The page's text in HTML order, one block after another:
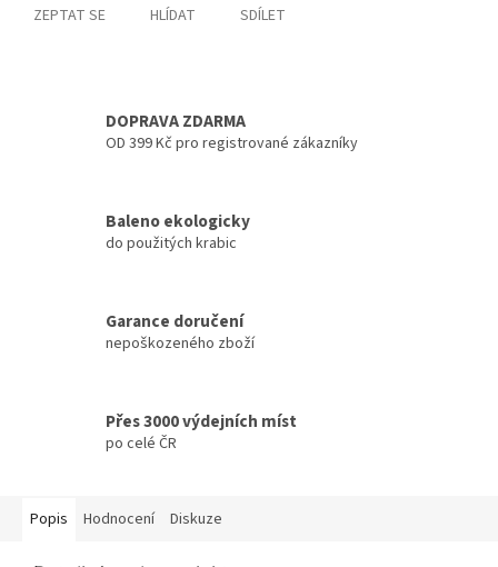
ZEPTAT SE HLÍDAT SDÍLET
DOPRAVA ZDARMA
OD 399 Kč pro registrované zákazníky
Baleno ekologicky
do použitých krabic
Garance doručení
nepoškozeného zboží
Přes 3000 výdejních míst
po celé ČR
Popis Hodnocení Diskuze